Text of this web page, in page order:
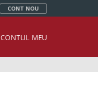
CONT NOU
CONTUL MEU